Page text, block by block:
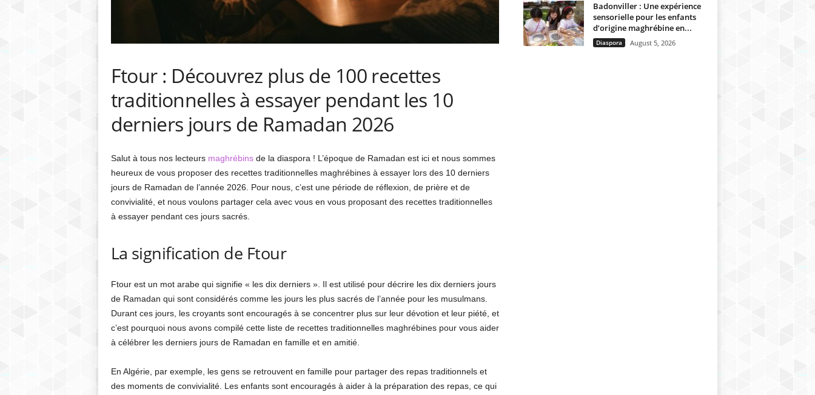
Ftour : Découvrez plus de 100 recettes
traditionnelles à essayer pendant les 10
derniers jours de Ramadan 2026
Salut à tous nos lecteurs maghrébinsde la diaspora ! L’époque de Ramadan est ici et nous sommes
heureux de vous proposer des recettes traditionnelles maghrébines à essayer lors des 10 derniers
jours de Ramadan de l’année 2026. Pour nous, c’est une période de réflexion, de prière et de
convivialité, et nous voulons partager cela avec vous en vous proposant des recettes traditionnelles
à essayer pendant ces jours sacrés.
La signification de Ftour
Ftour est un mot arabe qui signifie « les dix derniers ». Il est utilisé pour décrire les dix derniers jours
de Ramadan qui sont considérés comme les jours les plus sacrés de l’année pour les musulmans.
Durant ces jours, les croyants sont encouragés à se concentrer plus sur leur dévotion et leur piété, et
c’est pourquoi nous avons compilé cette liste de recettes traditionnelles maghrébines pour vous aider
à célébrer les derniers jours de Ramadan en famille et en amitié.
En Algérie, par exemple, les gens se retrouvent en famille pour partager des repas traditionnels et
des moments de convivialité. Les enfants sont encouragés à aider à la préparation des repas, ce qui
Badonviller : Une expérience
sensorielle pour les enfants
d’origine maghrébine en...
Diaspora August 5, 2026